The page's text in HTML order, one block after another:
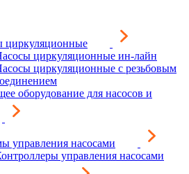
циркуляционные
циркуляционные ин-лайн
циркуляционные с резьбовым
оборудование для насосов и
управления насосами
управления насосами